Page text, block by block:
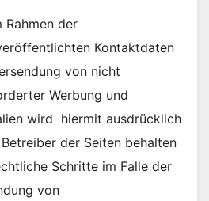
Rahmen der
Kontaktdaten
von nicht
Werbung und
wird hiermit ausdrücklich
der Seiten behalten
Schritte im Falle der
von